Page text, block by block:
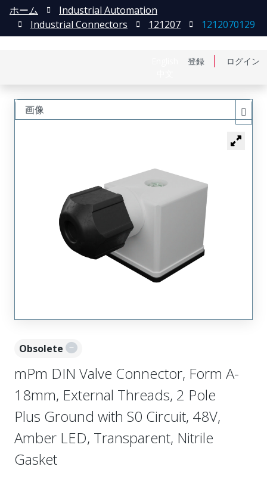
登録 ログイン
ホーム
Industrial Automation
Industrial Connectors
121207 1212070129
Obsolete
mPm DIN Valve Connector, Form A-
18mm, External Threads, 2 Pole
Plus Ground with S0 Circuit, 48V,
Amber LED, Transparent, Nitrile
Gasket
画像